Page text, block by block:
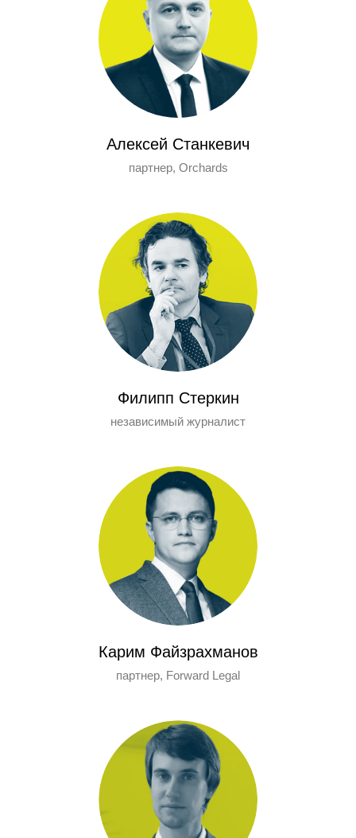
Алексей Станкевич
партнер, Orchards
Филипп Стеркин
независимый журналист
Карим Файзрахманов
партнер, Forward Legal